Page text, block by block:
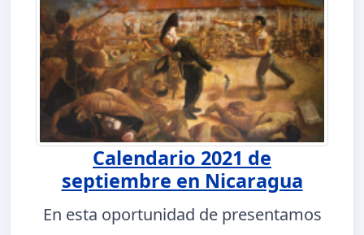
Calendario 2021 de
septiembre en Nicaragua
En esta oportunidad de presentamos